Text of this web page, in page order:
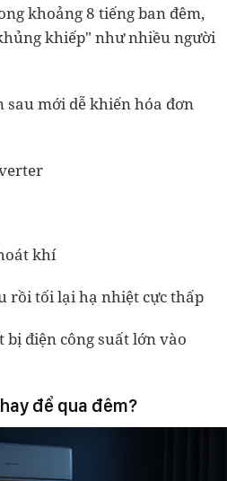
khoảng 8 tiếng ban đêm,
khiếp" như nhiều người
sau mới dễ khiến hóa đơn
khí
rồi tối lại hạ nhiệt cực thấp
điện công suất lớn vào
để qua đêm?